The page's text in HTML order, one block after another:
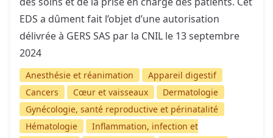
EDS a dûment fait l’objet d’une autorisation
délivrée à GERS SAS par la CNIL le 13 septembre
2024
Anesthésie et réanimation
Appareil digestif
Cancers
Cœur et vaisseaux
Dermatologie
Gynécologie, santé reproductive et périnatalité
Hématologie
Inflammation, infection et